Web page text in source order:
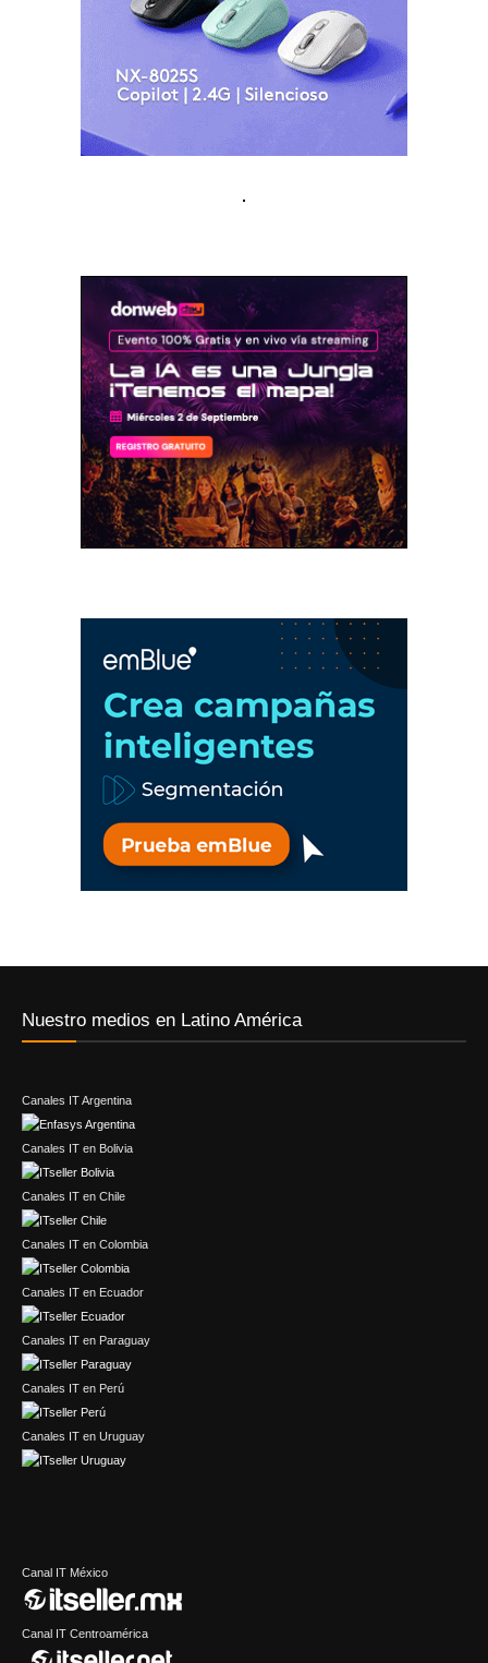
Nuestro medios en Latino América
Canales IT Argentina
Canales IT en Bolivia
Canales IT en Chile
Canales IT en Colombia
Canales IT en Ecuador
Canales IT en Paraguay
Canales IT en Perú
Canales IT en Uruguay
Canal IT México
Canal IT Centroamérica